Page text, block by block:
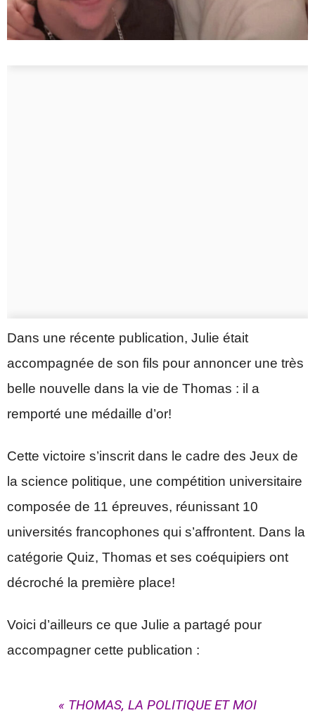
Dans une récente publication, Julie était
accompagnée de son fils pour annoncer une très
belle nouvelle dans la vie de Thomas : il a
remporté une médaille d’or!
Cette victoire s’inscrit dans le cadre des Jeux de
la science politique, une compétition universitaire
composée de 11 épreuves, réunissant 10
universités francophones qui s’affrontent. Dans la
catégorie Quiz, Thomas et ses coéquipiers ont
décroché la première place!
Voici d’ailleurs ce que Julie a partagé pour
accompagner cette publication :
« THOMAS, LA POLITIQUE ET MOI